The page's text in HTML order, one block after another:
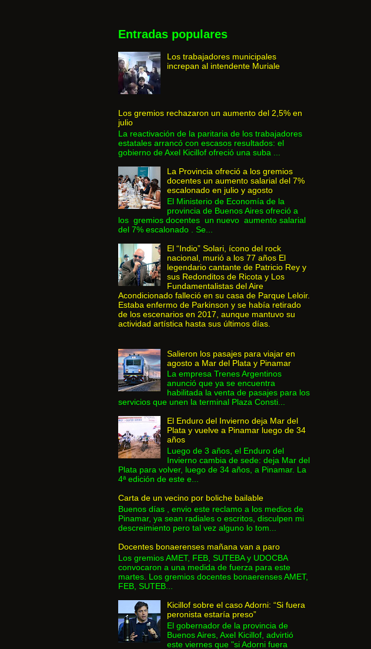
Entradas populares
Los trabajadores municipales
increpan al intendente Muriale
Los gremios rechazaron un aumento del 2,5% en
julio
La reactivación de la paritaria de los trabajadores
estatales arrancó con escasos resultados: el
gobierno de Axel Kicillof ofreció una suba ...
La Provincia ofreció a los gremios
docentes un aumento salarial del 7%
escalonado en julio y agosto
El Ministerio de Economía de la
provincia de Buenos Aires ofreció a
los gremios docentes un nuevo aumento salarial
del 7% escalonado . Se...
El “Indio” Solari, ícono del rock
nacional, murió a los 77 años El
legendario cantante de Patricio Rey y
sus Redonditos de Ricota y Los
Fundamentalistas del Aire
Acondicionado falleció en su casa de Parque Leloir.
Estaba enfermo de Parkinson y se había retirado
de los escenarios en 2017, aunque mantuvo su
actividad artística hasta sus últimos días.
Salieron los pasajes para viajar en
agosto a Mar del Plata y Pinamar
La empresa Trenes Argentinos
anunció que ya se encuentra
habilitada la venta de pasajes para los
servicios que unen la terminal Plaza Consti...
El Enduro del Invierno deja Mar del
Plata y vuelve a Pinamar luego de 34
años
Luego de 3 años, el Enduro del
Invierno cambia de sede: deja Mar del
Plata para volver, luego de 34 años, a Pinamar. La
4ª edición de este e...
Carta de un vecino por boliche bailable
Buenos días , envio este reclamo a los medios de
Pinamar, ya sean radiales o escritos, disculpen mi
descreimiento pero tal vez alguno lo tom...
Docentes bonaerenses mañana van a paro
Los gremios AMET, FEB, SUTEBA y UDOCBA
convocaron a una medida de fuerza para este
martes. Los gremios docentes bonaerenses AMET,
FEB, SUTEB...
Kicillof sobre el caso Adorni: “Si fuera
peronista estaría preso”
El gobernador de la provincia de
Buenos Aires, Axel Kicillof, advirtió
este viernes que "si Adorni fuera